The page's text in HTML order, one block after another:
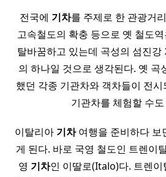
전국에 기차를 주제로 한 관광거
고속철도의 확충 등으로 옛 철도
탈바꿈하고 있는데 곡성의 섬진강
의 하나일 것으로 생각된다. 옛 곡
했던 각종 기관차와 객차들이 전
기관차를 체험할 수
이탈리아 기차여행을 준비하다 보
게 된다. 바로 국영 철도인 트렌이
영 기차인 이딸로(Italo)다. 트렌이